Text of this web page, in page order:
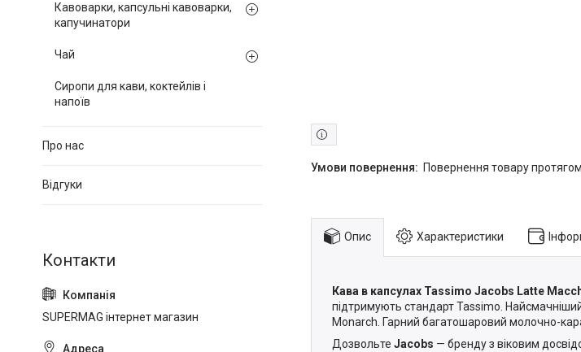
повернення товару
Опис Характеристики
Кава в капсулах Tassimo Jacobs Latte
підтримують стандарт Tassimo.
Monarch. Гарний багатошаровий молочно-
Дозвольте Jacobs — бренду з віковим
Кавоварки, капсульні кавоварки,
капучинатори
Чай
Сиропи для кави, коктейлів і
напоїв
Про нас
Відгуки
SUPERMAG інтернет магазин